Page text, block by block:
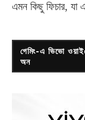
এমন কিছু ফিচার, যা
গেমিং-এ ভিভো
অন